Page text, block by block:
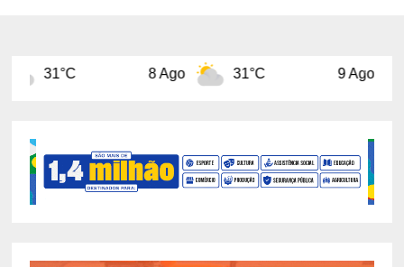
8 Ago 31°C 9 Ago 31°C